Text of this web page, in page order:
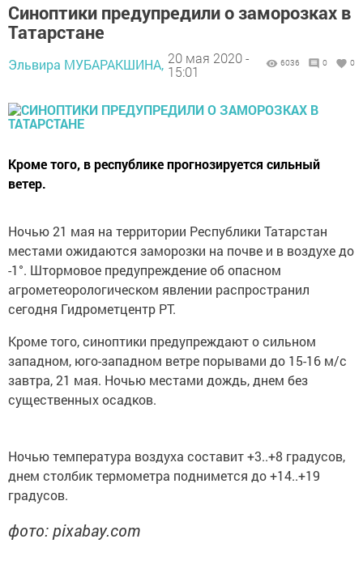
Синоптики предупредили о заморозках в
Татарстане
Эльвира МУБАРАКШИНА, 20 мая 2020 -
15:01
6036 0 0
Кроме того, в республике прогнозируется сильный
ветер.
Ночью 21 мая на территории Республики Татарстан
местами ожидаются заморозки на почве и в воздухе до
-1°. Штормовое предупреждение об опасном
агрометеорологическом явлении распространил
сегодня Гидрометцентр РТ.
Кроме того, синоптики предупреждают о сильном
западном, юго-западном ветре порывами до 15-16 м/с
завтра, 21 мая. Ночью местами дождь, днем без
существенных осадков.
Ночью температура воздуха составит +3..+8 градусов,
днем столбик термометра поднимется до +14..+19
градусов.
фото: pixabay.com